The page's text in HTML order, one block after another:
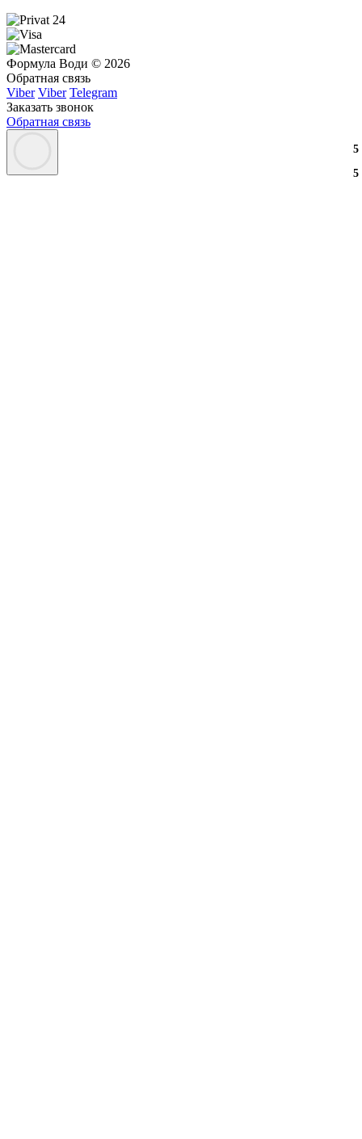
3
3
2
2
3
3
5
5
Формула Води © 2026
Обратная связь
Viber Viber Telegram
Заказать звонок
Обратная связь